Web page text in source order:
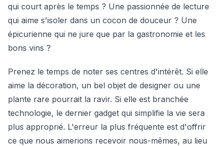
qui court après le temps ? Une passionnée de lecture
qui aime s'isoler dans un cocon de douceur ? Une
épicurienne qui ne jure que par la gastronomie et les
bons vins ?
Prenez le temps de noter ses centres d'intérêt. Si elle
aime la décoration, un bel objet de designer ou une
plante rare pourrait la ravir. Si elle est branchée
technologie, le dernier gadget qui simplifie la vie sera
plus approprié. L'erreur la plus fréquente est d'offrir
ce que nous aimerions recevoir nous-mêmes, au lieu